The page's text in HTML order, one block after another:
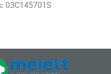
03C145701S